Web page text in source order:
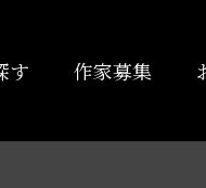
す 作家募集